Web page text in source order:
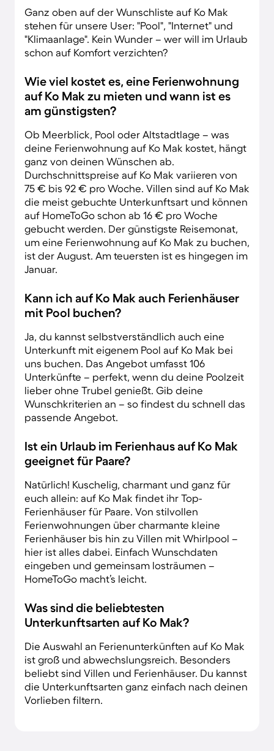
Ganz oben auf der Wunschliste auf Ko Mak
stehen für unsere User: "Pool", "Internet" und
"Klimaanlage". Kein Wunder – wer will im Urlaub
schon auf Komfort verzichten?
Wie viel kostet es, eine Ferienwohnung
auf Ko Mak zu mieten und wann ist es
am günstigsten?
Ob Meerblick, Pool oder Altstadtlage – was
deine Ferienwohnung auf Ko Mak kostet, hängt
ganz von deinen Wünschen ab.
Durchschnittspreise auf Ko Mak variieren von
75 € bis 92 € pro Woche. Villen sind auf Ko Mak
die meist gebuchte Unterkunftsart und können
auf HomeToGo schon ab 16 € pro Woche
gebucht werden. Der günstigste Reisemonat,
um eine Ferienwohnung auf Ko Mak zu buchen,
ist der August. Am teuersten ist es hingegen im
Januar.
Kann ich auf Ko Mak auch Ferienhäuser
mit Pool buchen?
Ja, du kannst selbstverständlich auch eine
Unterkunft mit eigenem Pool auf Ko Mak bei
uns buchen. Das Angebot umfasst 106
Unterkünfte – perfekt, wenn du deine Poolzeit
lieber ohne Trubel genießt. Gib deine
Wunschkriterien an – so findest du schnell das
passende Angebot.
Ist ein Urlaub im Ferienhaus auf Ko Mak
geeignet für Paare?
Natürlich! Kuschelig, charmant und ganz für
euch allein: auf Ko Mak findet ihr Top-
Ferienhäuser für Paare. Von stilvollen
Ferienwohnungen über charmante kleine
Ferienhäuser bis hin zu Villen mit Whirlpool –
hier ist alles dabei. Einfach Wunschdaten
eingeben und gemeinsam losträumen –
HomeToGo macht’s leicht.
Was sind die beliebtesten
Unterkunftsarten auf Ko Mak?
Die Auswahl an Ferienunterkünften auf Ko Mak
ist groß und abwechslungsreich. Besonders
beliebt sind Villen und Ferienhäuser. Du kannst
die Unterkunftsarten ganz einfach nach deinen
Vorlieben filtern.